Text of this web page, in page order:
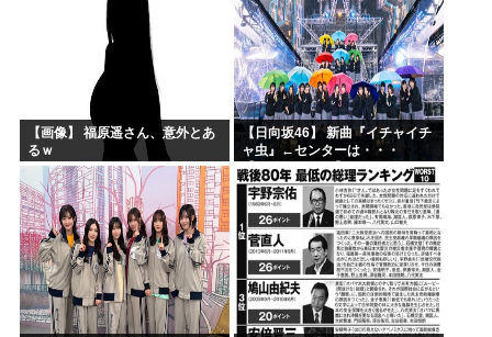
【画像】 福原遥さん、意外とあ
るｗ
【日向坂46】 新曲『イチャイチ
ャ虫』←センターは・・・
【18thシングル】